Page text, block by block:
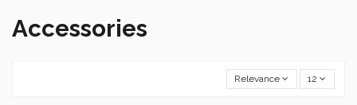
Accessories
Relevance 12